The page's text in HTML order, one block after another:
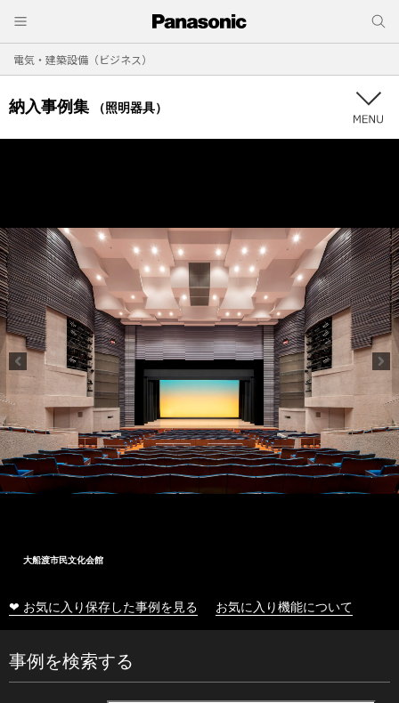
電気・建築設備（ビジネス）
納入事例集 （照明器具）
大船渡市民文化会館
❤ お気に入り保存した事例を見る お気に入り機能について
事例を検索する